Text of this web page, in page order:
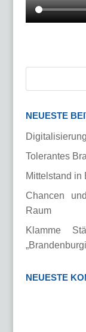
NEUESTE
Tolerantes
Mittelstand in
Chancen
Raum
Klamme
NEUESTE